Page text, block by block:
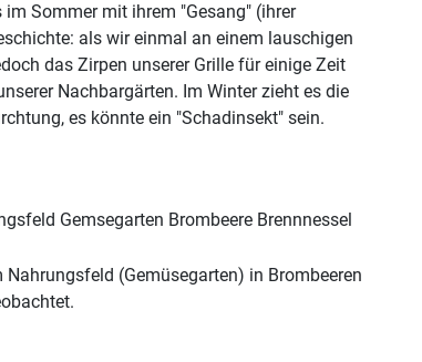
Sommer mit ihrem "Gesang" (ihrer
als wir einmal an einem lauschigen
das Zirpen unserer Grille für einige Zeit
Nachbargärten. Im Winter zieht es die
es könnte ein "Schadinsekt" sein.
(Gemüsegarten) in Brombeeren